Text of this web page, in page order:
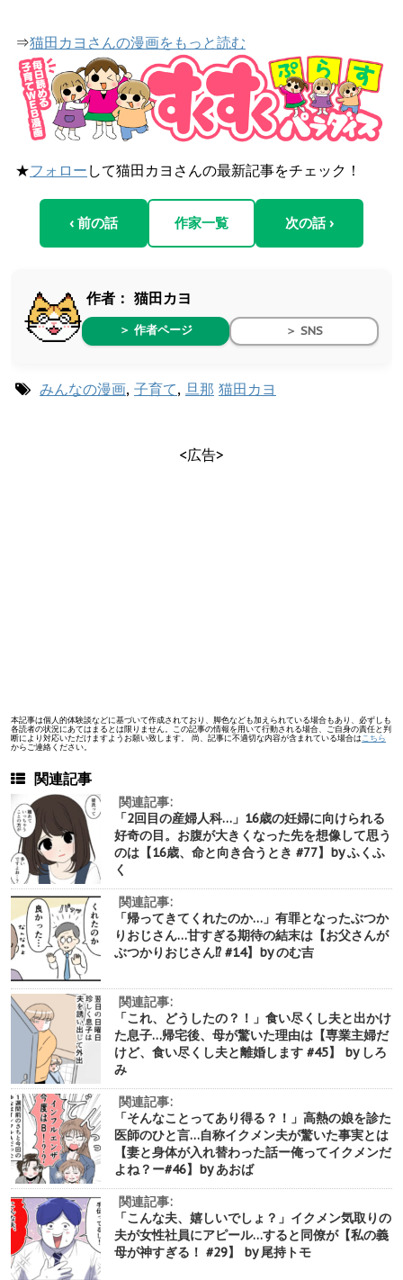
⇒猫田カヨさんの漫画をもっと読む
★フォロー して猫田カヨさんの最新記事をチェック！
‹ 前の話 作家一覧 次の話 ›
作者： 猫田カヨ
＞ 作者ページ ＞ SNS
みんなの漫画, 子育て, 旦那 猫田カヨ
<広告>
本記事は個人的体験談などに基づいて作成されており、脚色なども加えられている場合もあり、必ずしも
各読者の状況にあてはまるとは限りません。この記事の情報を用いて行動される場合、ご自身の責任と判
断により対応いただけますようお願い致します。 尚、記事に不適切な内容が含まれている場合は こちら
からご連絡ください。
関連記事
関連記事:
「2回目の産婦人科…」16歳の妊婦に向けられる
好奇の目。お腹が大きくなった先を想像して思う
のは【16歳、命と向き合うとき #77】by ふくふ
く
関連記事:
「帰ってきてくれたのか…」有罪となったぶつか
りおじさん…甘すぎる期待の結末は【お父さんが
ぶつかりおじさん⁉︎ #14】by のむ吉
関連記事:
「これ、どうしたの？！」食い尽くし夫と出かけ
た息子…帰宅後、母が驚いた理由は【専業主婦だ
けど、食い尽くし夫と離婚します #45】 by しろ
み
関連記事:
「そんなことってあり得る？！」高熱の娘を診た
医師のひと言…自称イクメン夫が驚いた事実とは
【妻と身体が入れ替わった話ー俺ってイクメンだ
よね？ー#46】by あおば
関連記事:
「こんな夫、嬉しいでしょ？」イクメン気取りの
夫が女性社員にアピール…すると同僚が【私の義
母が神すぎる！ #29】 by 尾持トモ